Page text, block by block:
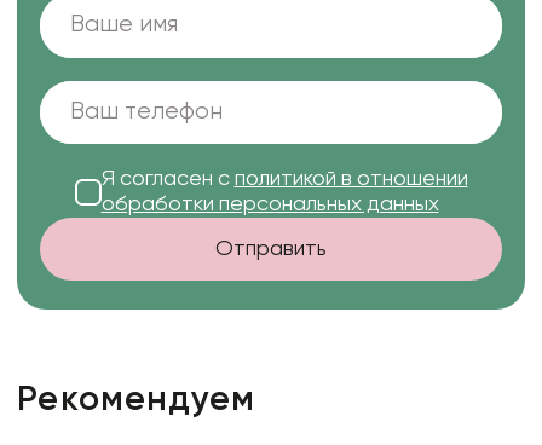
Я согласен с политикой в отношении
обработки персональных данных
Отправить
Рекомендуем